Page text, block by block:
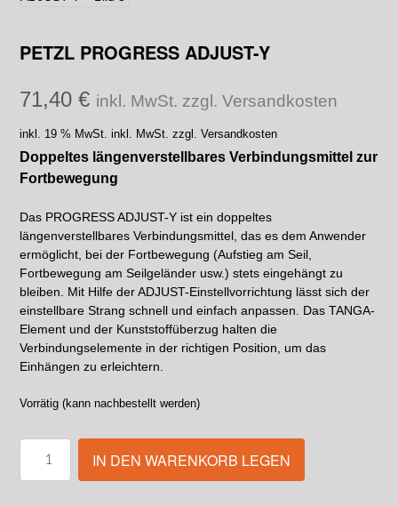
PETZL PROGRESS ADJUST-Y
71,40 € inkl. MwSt. zzgl. Versandkosten
inkl. 19 % MwSt. inkl. MwSt. zzgl. Versandkosten
Doppeltes längenverstellbares Verbindungsmittel zur
Fortbewegung
Das PROGRESS ADJUST-Y ist ein doppeltes
längenverstellbares Verbindungsmittel, das es dem Anwender
ermöglicht, bei der Fortbewegung (Aufstieg am Seil,
Fortbewegung am Seilgeländer usw.) stets eingehängt zu
bleiben. Mit Hilfe der ADJUST-Einstellvorrichtung lässt sich der
einstellbare Strang schnell und einfach anpassen. Das TANGA-
Element und der Kunststoffüberzug halten die
Verbindungselemente in der richtigen Position, um das
Einhängen zu erleichtern.
Vorrätig (kann nachbestellt werden)
IN DEN WARENKORB LEGEN